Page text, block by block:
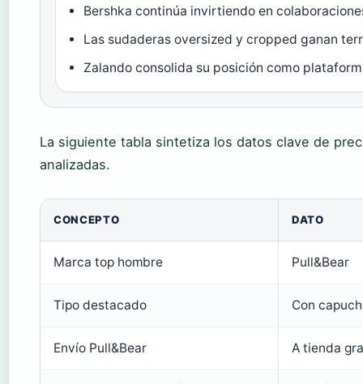
Bershka continúa invirtiendo en
Las sudaderas oversized y cropped ganan
Zalando consolida su posición como
La siguiente tabla sintetiza los datos clave de
analizadas.
CONCEPTO DATO
Marca top hombre Pull&Bear
Tipo destacado Con
Envío Pull&Bear A tienda